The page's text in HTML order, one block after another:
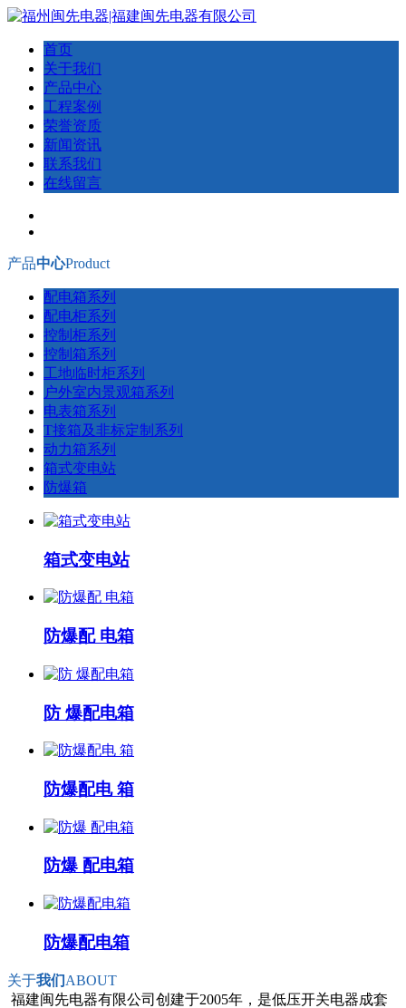
首页
关于我们
产品中心
工程案例
荣誉资质
新闻资讯
联系我们
在线留言
产品中心Product
配电箱系列
配电柜系列
控制柜系列
控制箱系列
工地临时柜系列
户外室内景观箱系列
电表箱系列
T接箱及非标定制系列
动力箱系列
箱式变电站
防爆箱
箱式变电站
防爆配 电箱
防 爆配电箱
防爆配电 箱
防爆 配电箱
防爆配电箱
关于我们ABOUT
福建闽先电器有限公司创建于2005年，是低压开关电器成套